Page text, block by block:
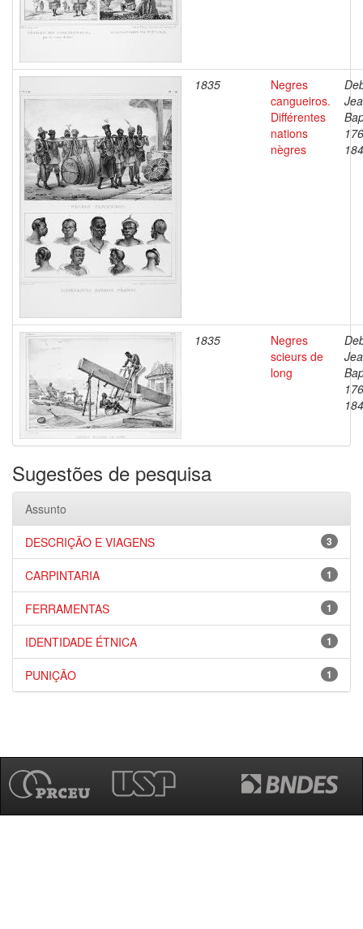
1835
Negres
cangueiros.
Différentes
nations
nègres
1835
Negres
scieurs de
long
Sugestões de pesquisa
Assunto
3
DESCRIÇÃO E VIAGENS
1
CARPINTARIA
1
FERRAMENTAS
1
IDENTIDADE ÉTNICA
1
PUNIÇÃO